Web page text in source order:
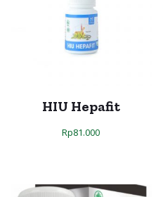
HIU Hepafit
Rp81.000